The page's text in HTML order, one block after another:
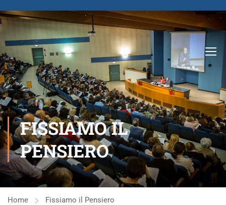
FISSIAMO IL
PENSIERO
Home Fissiamo il Pensiero